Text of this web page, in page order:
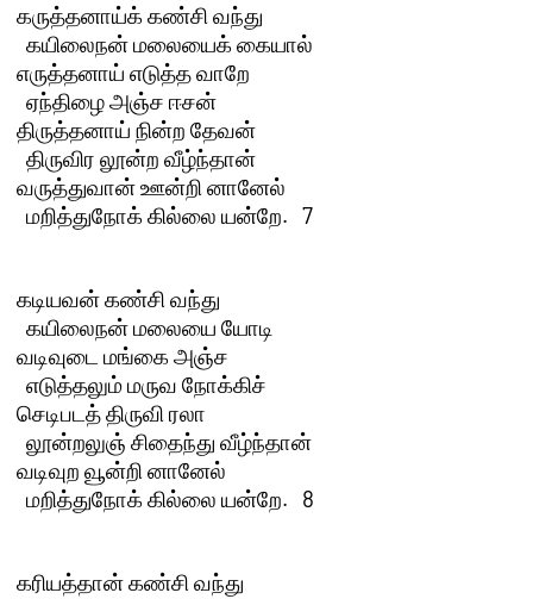
கருத்தனாய்க் கண்சி வந்து
  கயிலைநன் மலையைக் கையால்
எருத்தனாய் எடுத்த வாறே
  ஏந்திழை அஞ்ச ஈசன்
திருத்தனாய் நின்ற தேவன்
  திருவிர லூன்ற வீழ்ந்தான்
வருத்துவான் ஊன்றி னானேல்
  மறித்துநோக் கில்லை யன்றே.   7
கடியவன் கண்சி வந்து
  கயிலைநன் மலையை யோடி
வடிவுடை மங்கை அஞ்ச
  எடுத்தலும் மருவ நோக்கிச்
செடிபடத் திருவி ரலா
  லூன்றலுஞ் சிதைந்து வீழ்ந்தான்
வடிவுற வூன்றி னானேல்
  மறித்துநோக் கில்லை யன்றே.   8
கரியத்தான் கண்சி வந்து